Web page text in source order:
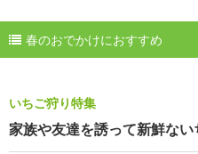
春のおでかけにおすすめ
いちご狩り特集
家族や友達を誘って新鮮な